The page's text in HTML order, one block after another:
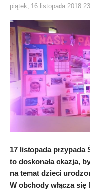
piątek, 16 listopada 2018
17 listopada przypada
to doskonała okazja,
na temat dzieci
W obchody włącza